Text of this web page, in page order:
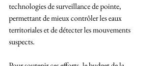
technologies de surveillance de pointe,
permettant de mieux contrôler les eaux
territoriales et de détecter les mouvements
suspects.